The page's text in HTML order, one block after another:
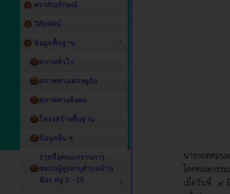
ตราสัญลักษณ์
วิสัยทัศน์
ข้อมูลพื้นฐาน
สภาพทั่วไป
สภาพทางเศรษฐกิจ
สภาพทางสังคม
โครงสร้างพื้นฐาน
ข้อมูลอื่น ๆ
รายชื่อคณะกรรมการ
ชมรมผู้สูงอายุตำบลบ้าน
ฆ้อง หมู่ 1 - 10